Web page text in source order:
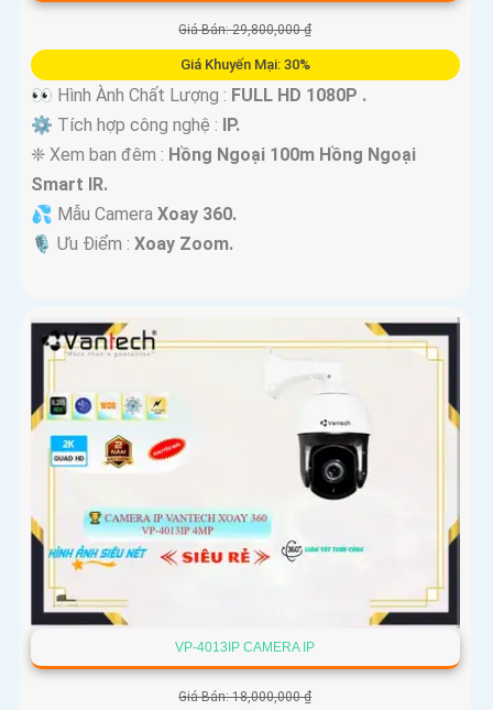
Giá Bán: 29,800,000 ₫
Giá Khuyến Mại: 30%
️
👀 Hình Ành Chất Lượng : FULL HD 1080P .
⚙ Tích hợp công nghệ :
IP.
❈ Xem ban đêm : Hồng Ngoại 100m Hồng Ngoại
Smart IR.
💦 Mẫu Camera Xoay 360.
️🎙 Ưu Điểm : Xoay Zoom.
VP-4013IP CAMERA IP
Giá Bán: 18,000,000 ₫